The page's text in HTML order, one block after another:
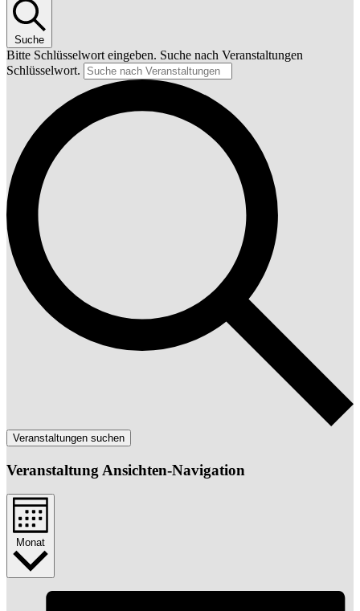
Suche
Bitte Schlüsselwort eingeben. Suche nach Veranstaltungen
Schlüsselwort.
Veranstaltungen suchen
Veranstaltung Ansichten-Navigation
Monat